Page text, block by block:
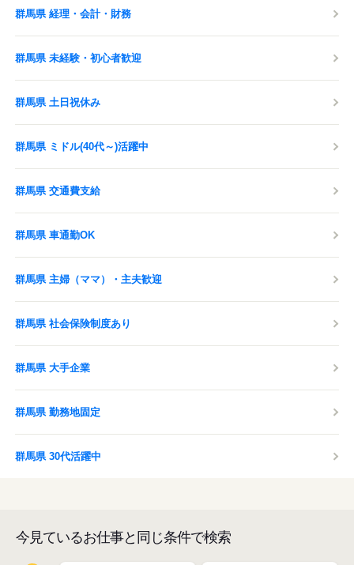
群馬県 経理・会計・財務
群馬県 未経験・初心者歓迎
群馬県 土日祝休み
群馬県 ミドル(40代～)活躍中
群馬県 交通費支給
群馬県 車通勤OK
群馬県 主婦（ママ）・主夫歓迎
群馬県 社会保険制度あり
群馬県 大手企業
群馬県 勤務地固定
群馬県 30代活躍中
今見ているお仕事と同じ条件で検索